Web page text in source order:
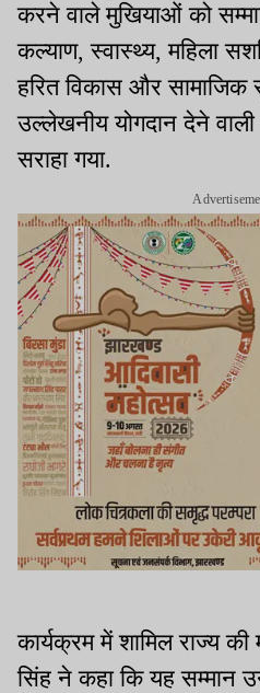
करने वाले मुखियाओं को
कल्याण, स्वास्थ्य, महिला
हरित विकास और सामाजिक
उल्लेखनीय योगदान देने वाली
सराहा गया.
कार्यक्रम में शामिल राज्य की
सिंह ने कहा कि यह सम्मान